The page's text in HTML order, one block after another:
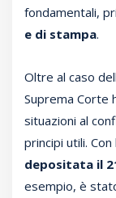
fondamentali,
e di stampa.
Oltre al caso
Suprema Corte
situazioni al
principi utili. Con
depositata il
esempio, è